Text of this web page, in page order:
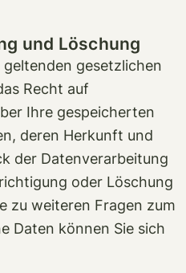
und Löschung
geltenden gesetzlichen
Recht auf
Ihre gespeicherten
deren Herkunft und
der Datenverarbeitung
oder Löschung
zu weiteren Fragen zum
Daten können Sie sich